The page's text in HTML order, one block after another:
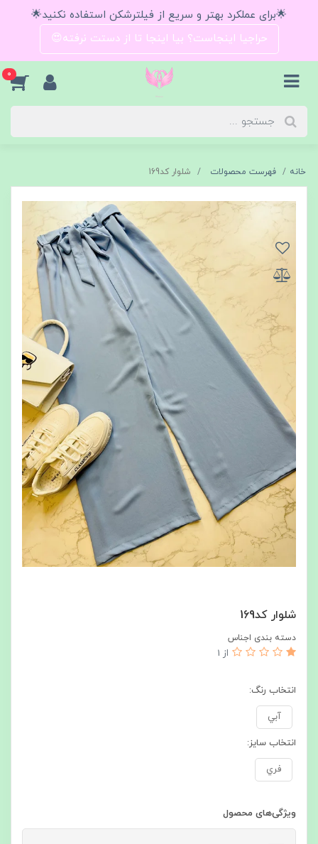
🌟برای عملکرد بهتر و سریع از فیلترشکن استفاده نکنید🌟
حراجیا اینجاست؟ بیا اینجا تا از دستت نرفته😍
0
خانه فهرست محصولات شلوار كد169
شلوار كد169
دسته بندی اجناس
از 1
انتخاب رنگ:
آبي
انتخاب سايز:
فري
ویژگی‌های محصول